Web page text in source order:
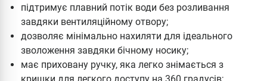
підтримує плавний потік води без розливання
завдяки вентиляційному отвору;
дозволяє мінімально нахиляти для ідеального
зволоження завдяки бічному носику;
має приховану ручку, яка легко знімається з